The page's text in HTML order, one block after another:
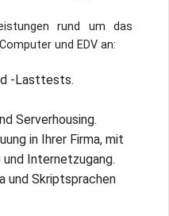
rund um das
und EDV an:
-Lasttests.
Serverhousing.
in Ihrer Firma, mit
Internetzugang.
und Skriptsprachen